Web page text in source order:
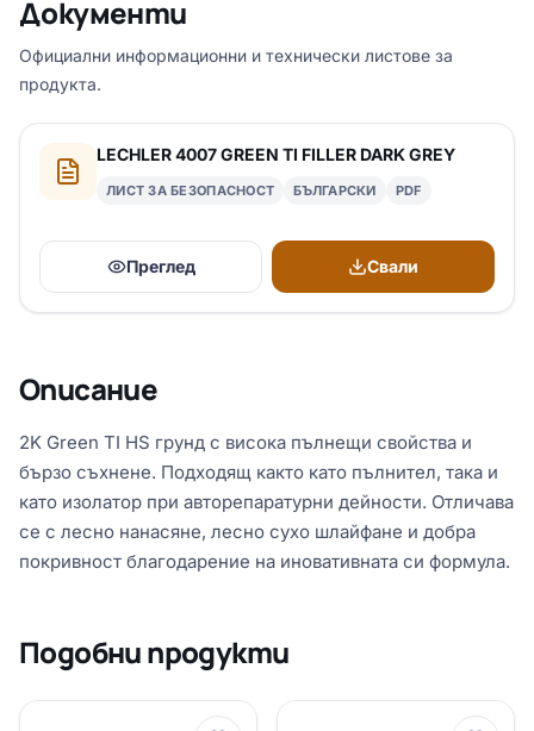
Документи
Официални информационни и технически листове за
продукта.
LECHLER 4007 GREEN TI FILLER DARK GREY
ЛИСТ ЗА БЕЗОПАСНОСТ БЪЛГАРСКИ PDF
Преглед Свали
Описание
2K Green TI HS грунд с висока пълнещи свойства и
бързо съхнене. Подходящ както като пълнител, така и
като изолатор при авторепаратурни дейности. Отличава
се с лесно нанасяне, лесно сухо шлайфане и добра
покривност благодарение на иновативната си формула.
Подобни продукти